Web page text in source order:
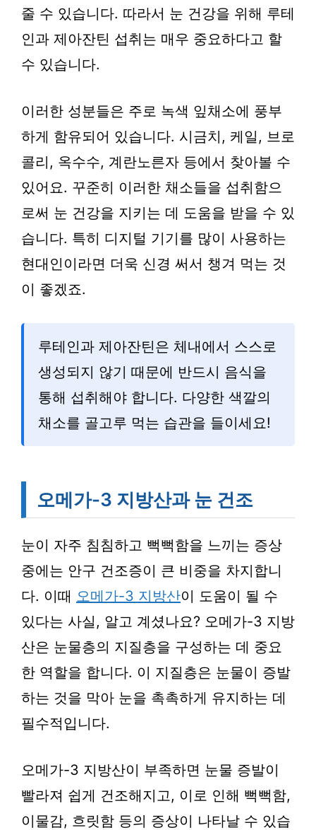
줄 수 있습니다. 따라서 눈 건강을 위해 루테
인과 제아잔틴 섭취는 매우 중요하다고 할
수 있습니다.
이러한 성분들은 주로 녹색 잎채소에 풍부
하게 함유되어 있습니다. 시금치, 케일, 브로
콜리, 옥수수, 계란노른자 등에서 찾아볼 수
있어요. 꾸준히 이러한 채소들을 섭취함으
로써 눈 건강을 지키는 데 도움을 받을 수 있
습니다. 특히 디지털 기기를 많이 사용하는
현대인이라면 더욱 신경 써서 챙겨 먹는 것
이 좋겠죠.
루테인과 제아잔틴은 체내에서 스스로
생성되지 않기 때문에 반드시 음식을
통해 섭취해야 합니다. 다양한 색깔의
채소를 골고루 먹는 습관을 들이세요!
오메가-3 지방산과 눈 건조
눈이 자주 침침하고 뻑뻑함을 느끼는 증상
중에는 안구 건조증이 큰 비중을 차지합니
다. 이때 오메가-3 지방산이 도움이 될 수
있다는 사실, 알고 계셨나요? 오메가-3 지방
산은 눈물층의 지질층을 구성하는 데 중요
한 역할을 합니다. 이 지질층은 눈물이 증발
하는 것을 막아 눈을 촉촉하게 유지하는 데
필수적입니다.
오메가-3 지방산이 부족하면 눈물 증발이
빨라져 쉽게 건조해지고, 이로 인해 뻑뻑함,
이물감, 흐릿함 등의 증상이 나타날 수 있습